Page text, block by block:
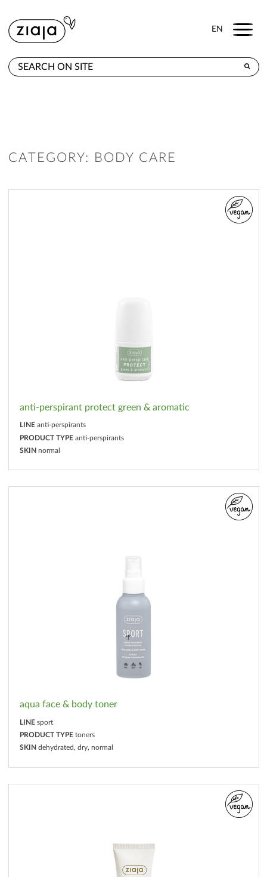
EN Menu
CATEGORY: BODY CARE
anti-perspirant protect green & aromatic
LINE anti-perspirants
PRODUCT TYPE anti-perspirants
SKIN normal
aqua face & body toner
LINE sport
PRODUCT TYPE toners
SKIN dehydrated, dry, normal